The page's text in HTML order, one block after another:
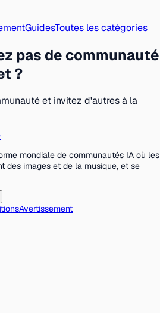
GuidesToutes les catégories
pas de communauté
?
et invitez d'autres à la
mondiale de communautés IA où les
des images et de la musique, et se
Avertissement